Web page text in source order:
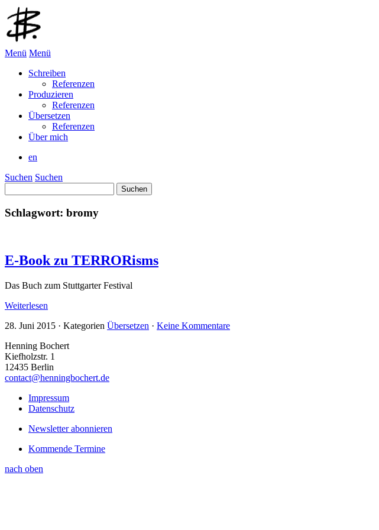
Menü Menü
Schreiben
Referenzen
Produzieren
Referenzen
Übersetzen
Referenzen
Über mich
en
Suchen Suchen
nach:
Schlagwort: bromy
E-Book zu TERRORisms
Das Buch zum Stuttgarter Festival
Weiterlesen
28. Juni 2015 · Kategorien Übersetzen · Keine Kommentare
Henning Bochert
Kiefholzstr. 1
12435 Berlin
contact@henningbochert.de
Impressum
Datenschutz
Newsletter abonnieren
Kommende Termine
nach oben